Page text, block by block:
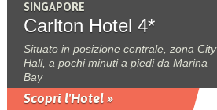
SINGAPORE
Carlton Hotel 4*
Situato in posizione centrale, zona City
Hall, a pochi minuti a piedi da Marina
Bay
Scopri l'Hotel »